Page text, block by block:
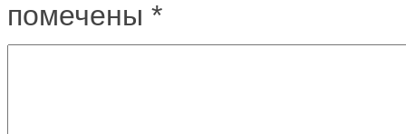
помечены *